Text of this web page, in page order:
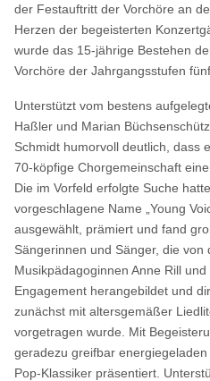
der Festauftritt der Vorchöre an
Herzen der begeisterten
wurde das 15-jährige Bestehen
Vorchöre der Jahrgangsstufen
Unterstützt vom bestens
Haßler und Marian
Schmidt humorvoll deutlich, dass
70-köpfige Chorgemeinschaft
Die im Vorfeld erfolgte Suche
vorgeschlagene Name „Young
ausgewählt, prämiert und fand
Sängerinnen und Sänger, die von
Musikpädagoginnen Anne Rill
Engagement herangebildet und
zunächst mit altersgemäßer
vorgetragen wurde. Mit
geradezu greifbar
Pop-Klassiker präsentiert.